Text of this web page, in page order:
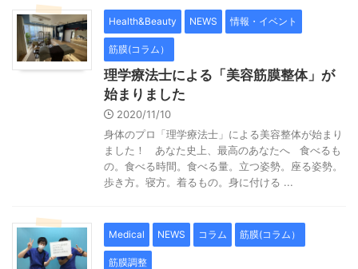
Health&Beauty NEWS 情報・イベント
筋膜(コラム）
理学療法士による「美容筋膜整体」が
始まりました
2020/11/10
身体のプロ「理学療法士」による美容整体が始まり
ました！ あなた史上、最高のあなたへ 食べるも
の。食べる時間。食べる量。立つ姿勢。座る姿勢。
歩き方。寝方。着るもの。身に付ける ...
Medical NEWS コラム 筋膜(コラム）
筋膜調整